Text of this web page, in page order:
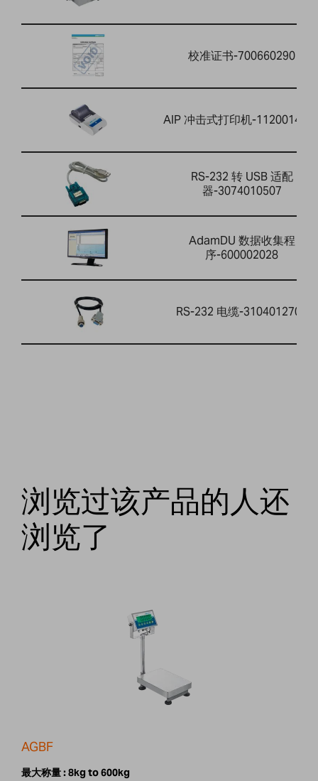
校准证书-700660290
AIP 冲击式打印机-
RS-232 转 USB 适配
器-3074010507
AdamDU 数据收集程
序-600002028
RS-232 电缆-3104012701
浏览过该产品的人还
浏览了
AGBF
最大称量 :8kg to 600kg